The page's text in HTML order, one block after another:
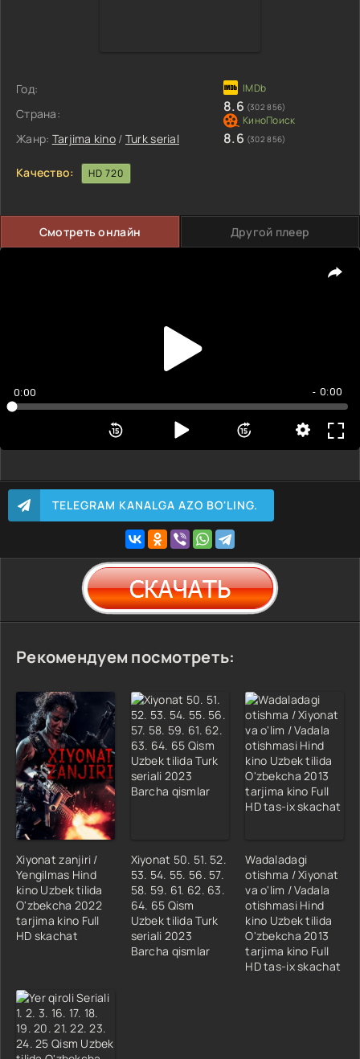
Год:
Страна:
Жанр: Tarjima kino / Turk serial
8.6 (302 856)
8.6 (302 856)
Качество: HD 720
Смотреть онлайн Другой плеер
0:00 - 0:00
TELEGRAM KANALGA AZO BO'LING.
Рекомендуем посмотреть:
Xiyonat zanjiri /
Yengilmas Hind
kino Uzbek tilida
O'zbekcha 2022
tarjima kino Full
HD skachat
Xiyonat 50. 51. 52.
53. 54. 55. 56. 57.
58. 59. 61. 62. 63.
64. 65 Qism
Uzbek tilida Turk
seriali 2023
Barcha qismlar
Wadaladagi
otishma / Xiyonat
va o'lim / Vadala
otishmasi Hind
kino Uzbek tilida
O'zbekcha 2013
tarjima kino Full
HD tas-ix skachat